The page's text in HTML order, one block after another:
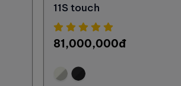
11S touch
81,000,000đ